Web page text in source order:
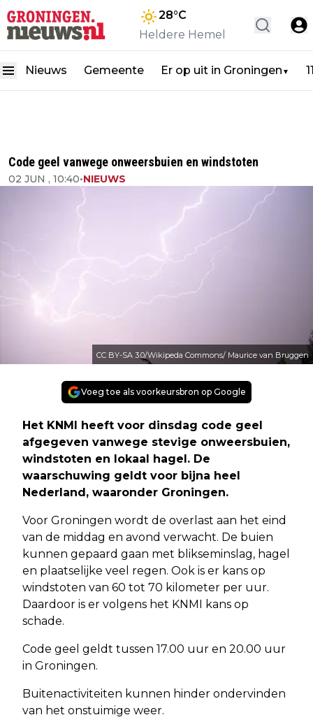
28°C
Heldere Hemel
Nieuws Gemeente Er op uit in Groningen ▼
Code geel vanwege onweersbuien en windstoten
02 JUN , 10:40•NIEUWS
CC BY-SA 3.0/Wikipeda Commons/ Maurice van Bruggen
Voeg toe als voorkeursbron op Google
Het KNMI heeft voor dinsdag code geel
afgegeven vanwege stevige onweersbuien,
windstoten en lokaal hagel. De
waarschuwing geldt voor bijna heel
Nederland, waaronder Groningen.
Voor Groningen wordt de overlast aan het eind
van de middag en avond verwacht. De buien
kunnen gepaard gaan met blikseminslag, hagel
en plaatselijke veel regen. Ook is er kans op
windstoten van 60 tot 70 kilometer per uur.
Daardoor is er volgens het KNMI kans op
schade.
Code geel geldt tussen 17.00 uur en 20.00 uur
in Groningen.
Buitenactiviteiten kunnen hinder ondervinden
van het onstuimige weer.